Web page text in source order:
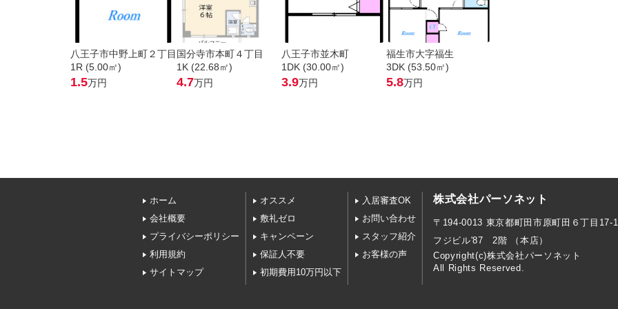
八王子市中野上町２丁目
1R (5.00㎡)
1.5万円
国分寺市本町４丁目
1K (22.68㎡)
4.7万円
八王子市並木町
1DK (30.00㎡)
3.9万円
福生市大字福生
3DK (53.50㎡)
5.8万円
ホーム
会社概要
プライバシーポリシー
利用規約
サイトマップ
オススメ
敷礼ゼロ
キャンペーン
保証人不要
初期費用10万円以下
入居審査OK
お問い合わせ
スタッフ紹介
お客様の声
株式会社パーソネット
〒194-0013 東京都町田市原町田６丁目17-
フジビル'87 2階 （本店）
Copyright(c)株式会社パーソネット
All Rights Reserved.